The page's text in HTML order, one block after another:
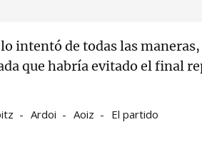
intentó de todas las
que habría evitado el final
Ardoi Aoiz El partido